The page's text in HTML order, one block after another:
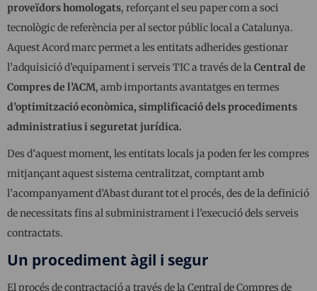
proveïdors homologats, reforçant el seu paper com a soci
tecnològic de referència per al sector públic local a Catalunya.
Aquest Acord marc permet a les entitats adherides gestionar
l’adquisició d’equipament i serveis TIC a través de la Central de
Compres de l’ACM, amb importants avantatges en termes
d’optimització econòmica, simplificació dels procediments
administratius i seguretat jurídica.
Des d’aquest moment, les entitats locals ja poden fer les compres
mitjançant aquest sistema centralitzat, comptant amb
l’acompanyament d’Abast durant tot el procés, des de la definició
de necessitats fins al subministrament i l’execució dels serveis
contractats.
Un procediment àgil i segur
El procés de contractació a través de la Central de Compres de